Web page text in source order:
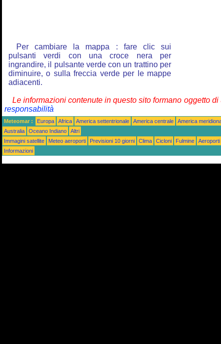
Per cambiare la mappa : fare clic sui
pulsanti verdi con una croce nera per
ingrandire, il pulsante verde con un trattino per
diminuire, o sulla freccia verde per le mappe
adiacenti.
Le informazioni contenute in questo sito formano oggetto
responsabilità
Meteomar : Europa Africa America settentrionale America centrale
America
Australia
Oceano Indiano
Altri
Immagini satellite
Meteo aeroporti Previsioni 10 giorni Clima Cicloni Fulmine
Aeroporti
Informazioni